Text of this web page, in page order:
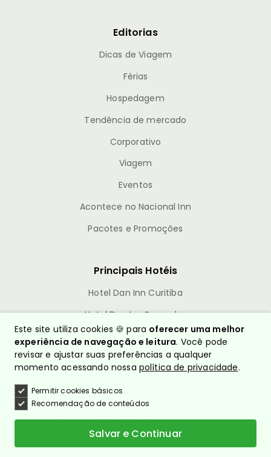
Editorias
Dicas de Viagem
Férias
Hospedagem
Tendência de mercado
Corporativo
Viagem
Eventos
Acontece no Nacional Inn
Pacotes e Promoções
Principais Hotéis
Hotel Dan Inn Curitiba
Hotel Dan Inn Sorocaba
Hotel Park Tower Campinas
Hotel Golden Park Salvador
Termas Resort Poços de Caldas
Hotel Nacional Inn Campos do Jordão
Este site utiliza cookies 🍪 para oferecer uma melhor
experiência de navegação e leitura. Você pode
revisar e ajustar suas preferências a qualquer
momento acessando nossa política de privacidade.
Permitir cookies básicos
Recomendação de conteúdos
Salvar e Continuar